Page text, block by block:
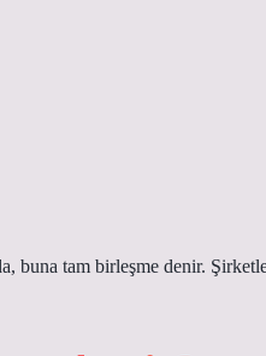
buna tam birleşme denir.